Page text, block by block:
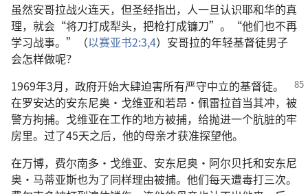
虽然安哥拉战火连天，但圣经指出，人一旦认识耶和华的真
理，就会“将刀打成犁头，把枪打成镰刀”。“他们也不再
学习战事。”（以赛亚书2:3,4）安哥拉的年轻基督徒男子
会怎样做呢？
1969年3月，政府开始大肆迫害所有严守中立的基督徒。
在罗安达的安东尼奥·戈维亚和若昂·佩雷拉首当其冲，被
警方拘捕。戈维亚在工作的地方被捕，给抛进一个肮脏的牢
房里。过了45天之后，他的母亲才获准探望他。
在万博，费尔南多·戈维亚、安东尼奥·阿尔贝托和安东尼
奥·马蒂亚斯也为了同样理由被捕。他们每天遭毒打三次。